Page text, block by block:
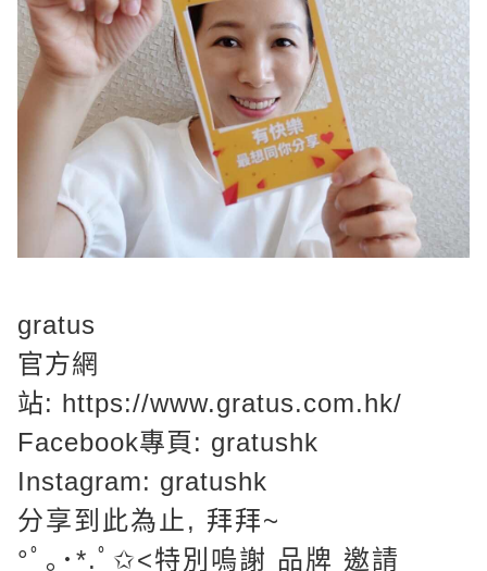
gratus
官方網
站: https://www.gratus.com.hk/
Facebook專頁: gratushk
Instagram: gratushk
分享到此為止, 拜拜~
°ﾟ｡･*.ﾟ✩˂特別嗚謝 品牌 邀請